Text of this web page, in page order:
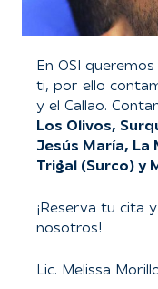
En OSI
ti, por ello
y el Callao.
Los Olivos,
Jesús María, La
Trigal (Surco) y
¡Reserva tu cita
nosotros!
Lic. Melissa